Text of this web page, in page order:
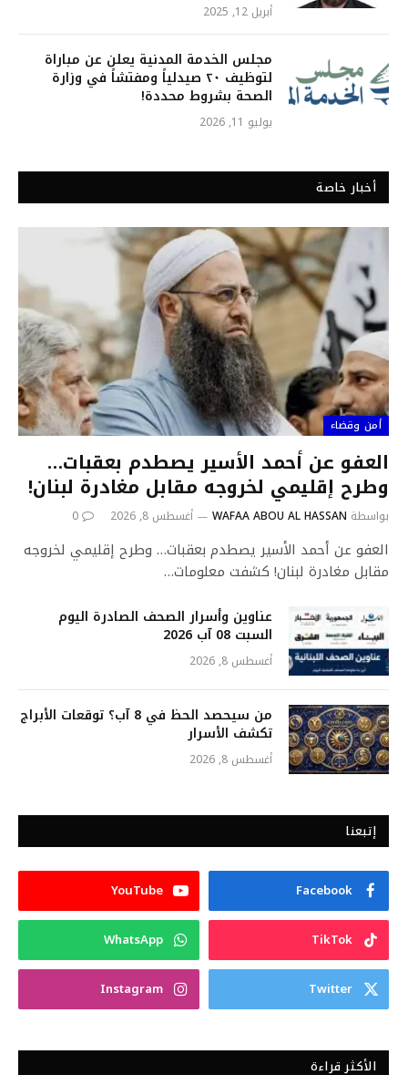
أبريل 12, 2025
مجلس الخدمة المدنية يعلن عن مباراة
لتوظيف ٢٠ صيدلياً ومفتشاً في وزارة
الصحة بشروط محددة!
يوليو 11, 2026
أخبار خاصة
أمن وقضاء
العفو عن أحمد الأسير يصطدم بعقبات…
وطرح إقليمي لخروجه مقابل مغادرة لبنان!
بواسطة WAFAA ABOU AL HASSAN أغسطس 8, 2026 0
العفو عن أحمد الأسير يصطدم بعقبات… وطرح إقليمي لخروجه
مقابل مغادرة لبنان! كشفت معلومات…
عناوين وأسرار الصحف الصادرة اليوم
السبت 08 آب 2026
أغسطس 8, 2026
من سيحصد الحظ في 8 آب؟ توقعات الأبراج
تكشف الأسرار
أغسطس 8, 2026
إتبعنا
Facebook
YouTube
TikTok
WhatsApp
Twitter
Instagram
الأكثر قراءة